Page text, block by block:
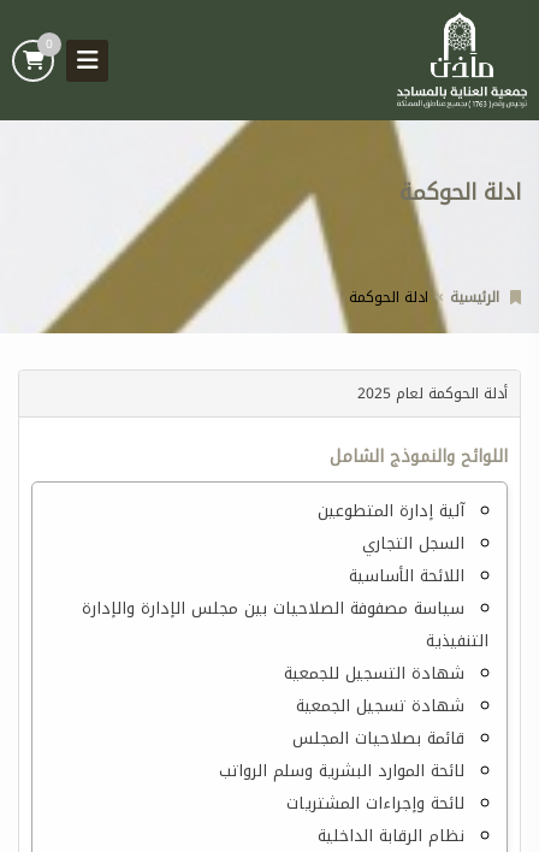
0
ادلة الحوكمة
الرئيسية ادلة الحوكمة
أدلة الحوكمة لعام 2025
اللوائح والنموذج الشامل
آلية إدارة المتطوعين
السجل التجاري
اللائحة الأساسية
سياسة مصفوفة الصلاحيات بين مجلس الإدارة والإدارة
التنفيذية
شهادة التسجيل للجمعية
شهادة تسجيل الجمعية
قائمة بصلاحيات المجلس
لائحة الموارد البشرية وسلم الرواتب
لائحة وإجراءات المشتريات
نظام الرقابة الداخلية